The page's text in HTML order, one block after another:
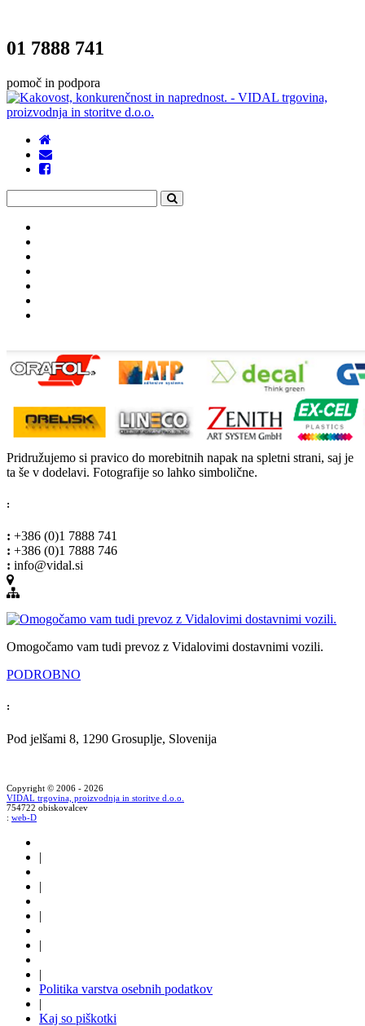
01 7888 741
pomoč in podpora
Pridružujemo si pravico do morebitnih napak na spletni strani, saj je
ta še v dodelavi. Fotografije so lahko simbolične.
:
: +386 (0)1 7888 741
: +386 (0)1 7888 746
: info@vidal.si
Omogočamo vam tudi prevoz z Vidalovimi dostavnimi vozili.
PODROBNO
:
Pod jelšami 8, 1290 Grosuplje, Slovenija
Copyright © 2006 - 2026
VIDAL trgovina, proizvodnja in storitve d.o.o.
754722 obiskovalcev
: web-D
|
|
|
|
|
Politika varstva osebnih podatkov
|
Kaj so piškotki